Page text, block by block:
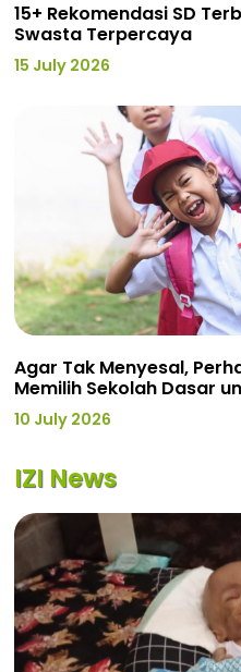
15+ Rekomendasi SD
Swasta Terpercaya
15 July 2026
Agar Tak Menyesal,
Memilih Sekolah Dasar
10 July 2026
IZI News